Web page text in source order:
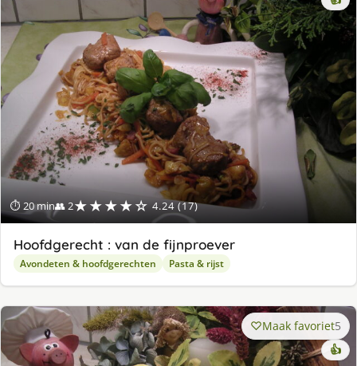
⏱ 20 min👥 2★★★★☆ 4.24 (17)
Hoofdgerecht : van de fijnproever
Avondeten & hoofdgerechten Pasta & rijst
Maak favoriet5
👍